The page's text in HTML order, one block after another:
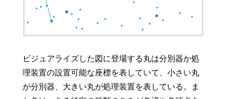
ビジュアライズした図に登場する丸は分別器か処
理装置の設置可能な座標を表していて、小さい丸
が分別器、大きい丸が処理装置を表している。ま